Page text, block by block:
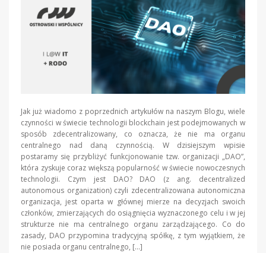
Jak już wiadomo z poprzednich artykułów na naszym Blogu, wiele
czynności w świecie technologii blockchain jest podejmowanych w
sposób zdecentralizowany, co oznacza, że nie ma organu
centralnego nad daną czynnością. W dzisiejszym wpisie
postaramy się przybliżyć funkcjonowanie tzw. organizacji „DAO”,
która zyskuje coraz większą popularność w świecie nowoczesnych
technologii. Czym jest DAO? DAO (z ang. decentralized
autonomous organization) czyli zdecentralizowana autonomiczna
organizacja, jest oparta w głównej mierze na decyzjach swoich
członków, zmierzających do osiągnięcia wyznaczonego celu i w jej
strukturze nie ma centralnego organu zarządzającego. Co do
zasady, DAO przypomina tradycyjną spółkę, z tym wyjątkiem, że
nie posiada organu centralnego, […]